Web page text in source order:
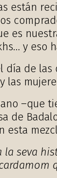
están
es
y eso
día de
las
–que
de
la seva